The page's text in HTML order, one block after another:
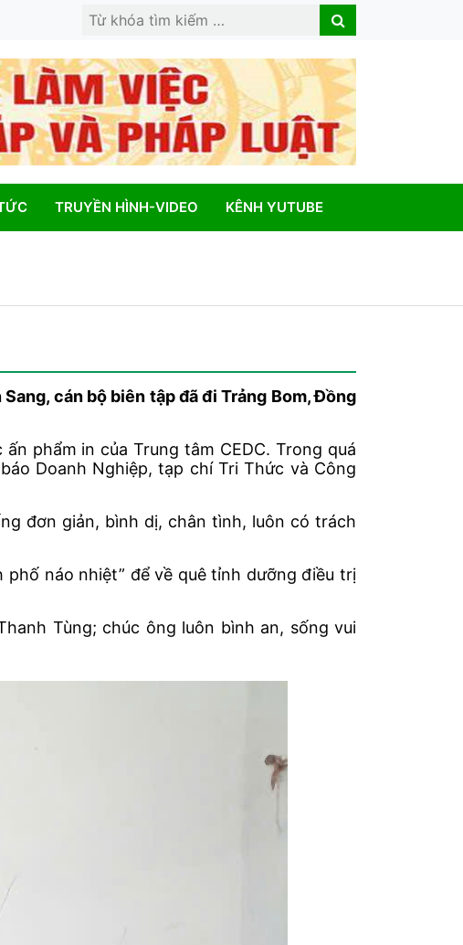
Search
Search
TRUYỀN HÌNH-VIDEO KÊNH YUTUBE
cán bộ biên tập đã đi Trảng Bom, Đồng
phẩm in của Trung tâm CEDC. Trong quá
Doanh Nghiệp, tạp chí Tri Thức và Công
đơn giản, bình dị, chân tình, luôn có trách
náo nhiệt” để về quê tỉnh dưỡng điều trị
Tùng; chúc ông luôn bình an, sống vui